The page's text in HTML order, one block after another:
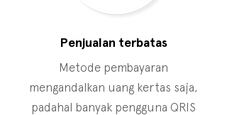
Penjualan terbatas
Metode pembayaran
mengandalkan uang kertas saja,
padahal banyak pengguna QRIS